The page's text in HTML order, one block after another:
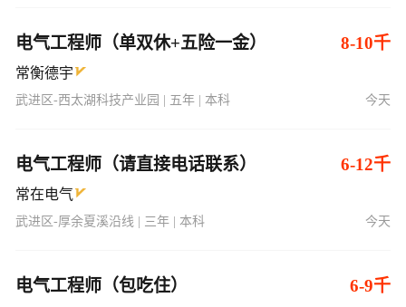
电气工程师（单双休+五险一金） 8-10千
常衡德宇
武进区-西太湖科技产业园 | 五年 | 本科 今天
电气工程师（请直接电话联系） 6-12千
常在电气
武进区-厚余夏溪沿线 | 三年 | 本科 今天
电气工程师（包吃住） 6-9千